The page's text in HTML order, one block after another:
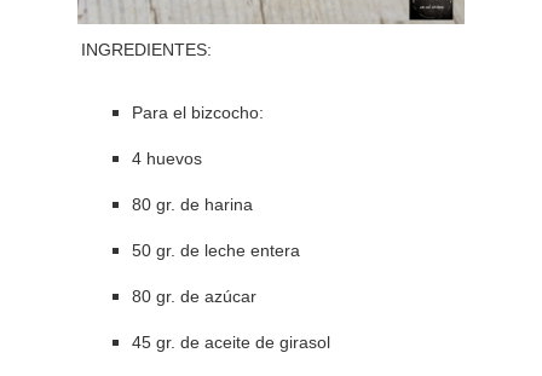
INGREDIENTES:
Para el bizcocho:
4 huevos
80 gr. de harina
50 gr. de leche entera
80 gr. de azúcar
45 gr. de aceite de girasol